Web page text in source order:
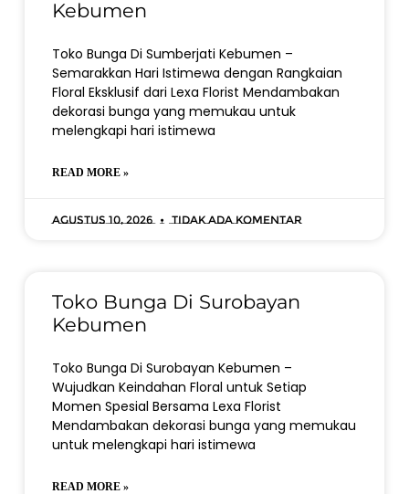
Kebumen
Toko Bunga Di Sumberjati Kebumen –
Semarakkan Hari Istimewa dengan Rangkaian
Floral Eksklusif dari Lexa Florist Mendambakan
dekorasi bunga yang memukau untuk
melengkapi hari istimewa
READ MORE »
Agustus 10, 2026 Tidak ada komentar
Toko Bunga Di Surobayan
Kebumen
Toko Bunga Di Surobayan Kebumen –
Wujudkan Keindahan Floral untuk Setiap
Momen Spesial Bersama Lexa Florist
Mendambakan dekorasi bunga yang memukau
untuk melengkapi hari istimewa
READ MORE »